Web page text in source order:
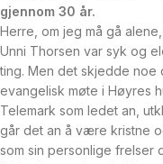
gjennom 30 år.
Herre, om jeg må gå
Unni Thorsen var syk og
ting. Men det skjedde noe
evangelisk møte i Høyres
Telemark som ledet an,
går det an å være kristne
som sin personlige frelser